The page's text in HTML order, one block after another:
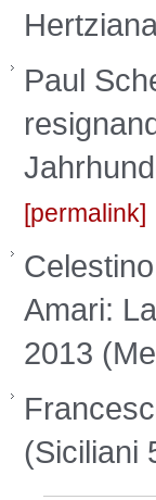
Paul
permalink
Amari:
2013
(Siciliani